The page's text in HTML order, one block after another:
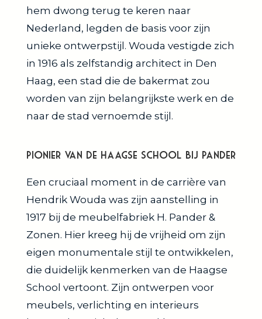
hem dwong terug te keren naar
Nederland, legden de basis voor zijn
unieke ontwerpstijl. Wouda vestigde zich
in 1916 als zelfstandig architect in Den
Haag, een stad die de bakermat zou
worden van zijn belangrijkste werk en de
naar de stad vernoemde stijl.
Pionier van de Haagse School bij Pander
Een cruciaal moment in de carrière van
Hendrik Wouda was zijn aanstelling in
1917 bij de meubelfabriek H. Pander &
Zonen. Hier kreeg hij de vrijheid om zijn
eigen monumentale stijl te ontwikkelen,
die duidelijk kenmerken van de Haagse
School vertoont. Zijn ontwerpen voor
meubels, verlichting en interieurs